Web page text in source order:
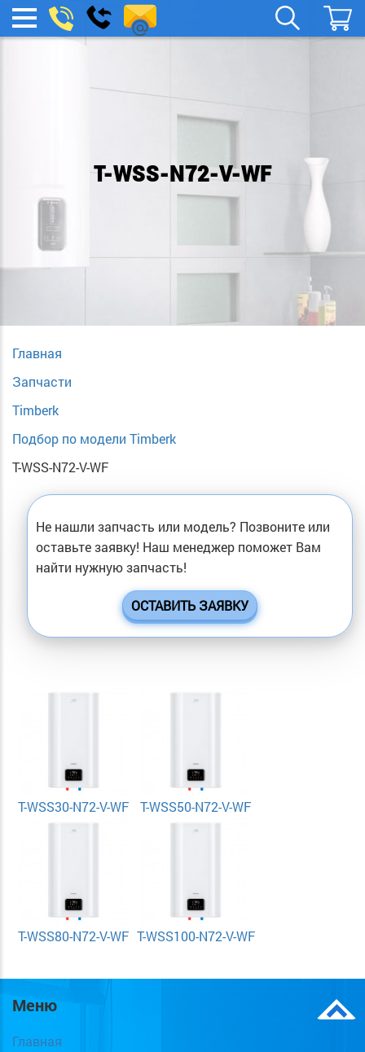
МЕНЮ
boylera@yandex.ru
Заказать
звонок
T-WSS-N72-V-WF
Главная
Запчасти
Timberk
Подбор по модели Timberk
T-WSS-N72-V-WF
Не нашли запчасть или модель? Позвоните или
оставьте заявку! Наш менеджер поможет Вам
найти нужную запчасть!
ОСТАВИТЬ ЗАЯВКУ
T-WSS30-N72-V-WF T-WSS50-N72-V-WF
T-WSS80-N72-V-WF T-WSS100-N72-V-WF
Меню
Главная